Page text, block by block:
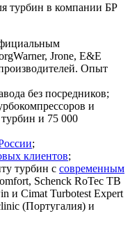
турбин в компании БР
Jrone, E&E
Опыт
без посредников;
и
турбин и 75 000
;
клиентов;
турбин с современным
Schenck RoTec TB
и Cimat Turbotest Expert
(Португалия) и